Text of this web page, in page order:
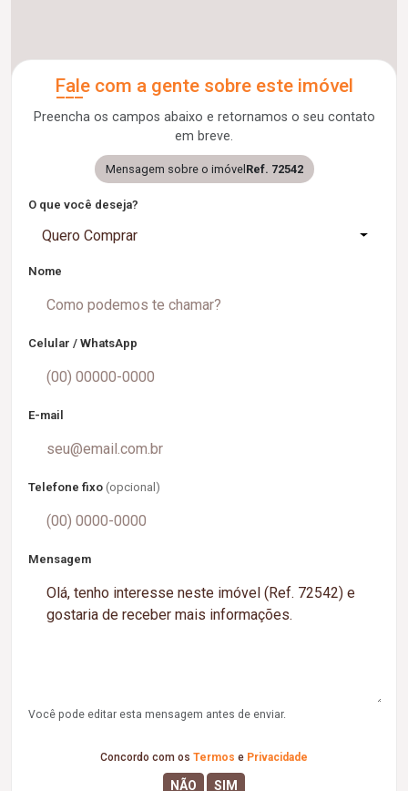
Fale com a gente sobre este imóvel
Preencha os campos abaixo e retornamos o seu contato
em breve.
Mensagem sobre o imóvelRef. 72542
O que você deseja?
Quero Comprar
Nome
Celular / WhatsApp
E-mail
Telefone fixo (opcional)
Mensagem
Você pode editar esta mensagem antes de enviar.
Concordo com os Termos e Privacidade